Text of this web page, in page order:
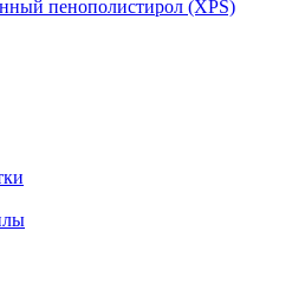
пенополистирол (XPS)